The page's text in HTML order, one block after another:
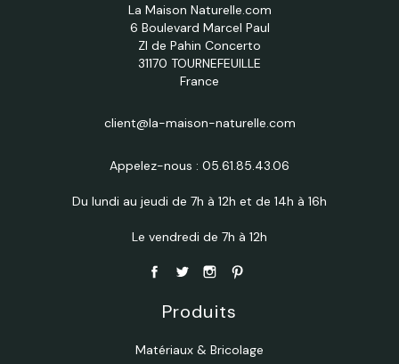
La Maison Naturelle.com
6 Boulevard Marcel Paul
ZI de Pahin Concerto
31170 TOURNEFEUILLE
France
client@la-maison-naturelle.com
Appelez-nous : 05.61.85.43.06
Du lundi au jeudi de 7h à 12h et de 14h à 16h
Le vendredi de 7h à 12h
Produits
Matériaux & Bricolage